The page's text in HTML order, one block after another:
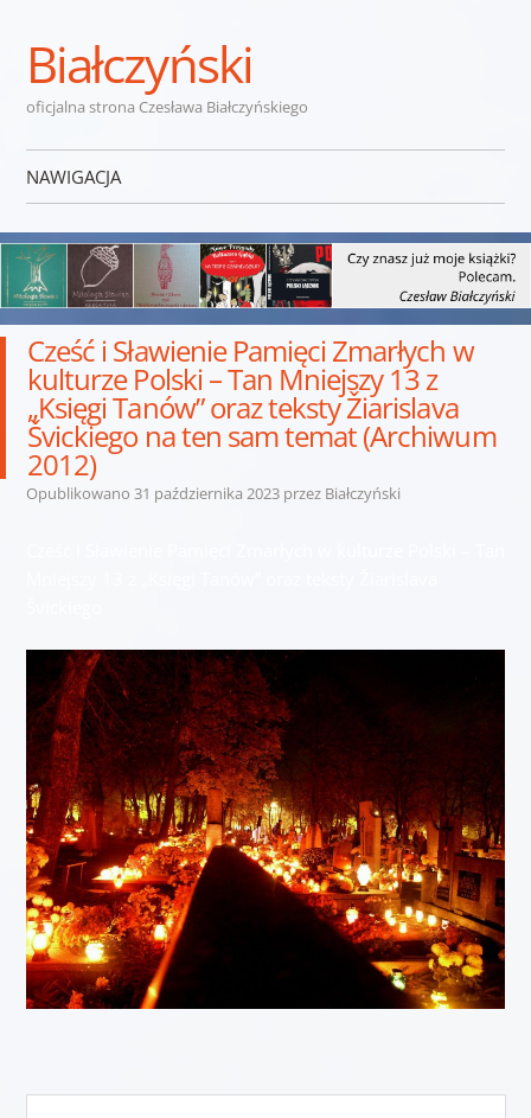
Białczyński
oficjalna strona Czesława Białczyńskiego
NAWIGACJA
Cześć i Sławienie Pamięci Zmarłych w
kulturze Polski – Tan Mniejszy 13 z
„Księgi Tanów” oraz teksty Žiarislava
Švickiego na ten sam temat (Archiwum
2012)
Opublikowano 31 października 2023przez Białczyński